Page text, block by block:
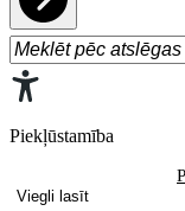
Piekļūstamība
Viegli lasīt